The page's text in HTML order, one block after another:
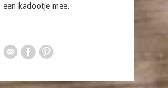
een kadootje mee.